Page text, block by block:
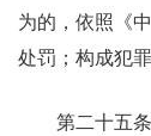
为的，依照《
处罚；构成犯
第二十五